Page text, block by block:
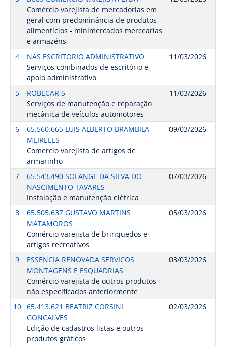
Comércio varejista de mercadorias em
geral com predominância de produtos
alimentícios - minimercados mercearias
e armazéns
4
NAS ESCRITORIO ADMINISTRATIVO
Serviços combinados de escritório e
apoio administrativo
11/03/2026
5
ROBECAR 5
Serviços de manutenção e reparação
mecânica de veículos automotores
11/03/2026
6
65.560.665 LUIS ALBERTO BRAMBILA
MEIRELES
Comercio varejista de artigos de
armarinho
09/03/2026
7
65.543.490 SOLANGE DA SILVA DO
NASCIMENTO TAVARES
Instalação e manutenção elétrica
07/03/2026
8
65.505.637 GUSTAVO MARTINS
MATAMOROS
Comércio varejista de brinquedos e
artigos recreativos
05/03/2026
9
ESSENCIA RENOVADA SERVICOS
MONTAGENS E ESQUADRIAS
Comércio varejista de outros produtos
não especificados anteriormente
03/03/2026
10 65.413.621 BEATRIZ CORSINI
GONCALVES
Edição de cadastros listas e outros
produtos gráficos
02/03/2026